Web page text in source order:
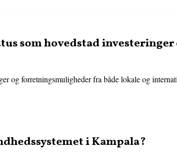
som hovedstad investeringer
og forretningsmuligheder fra både lokale og
i Kampala?